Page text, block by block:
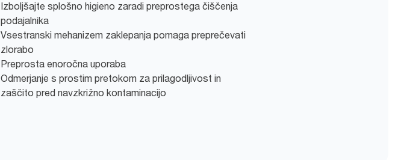
Izboljšajte splošno higieno zaradi preprostega čiščenja
podajalnika
Vsestranski mehanizem zaklepanja pomaga preprečevati
zlorabo
Preprosta enoročna uporaba
Odmerjanje s prostim pretokom za prilagodljivost in
zaščito pred navzkrižno kontaminacijo